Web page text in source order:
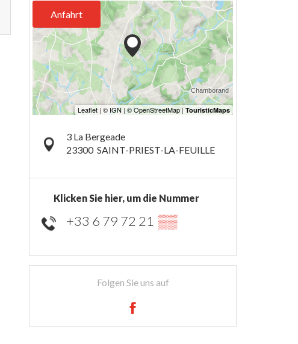
Anfahrt
3 La Bergeade
23300 SAINT-PRIEST-LA-FEUILLE
Klicken Sie hier, um die Nummer
+33 6 79 72 21 ▒▒
Folgen Sie uns auf